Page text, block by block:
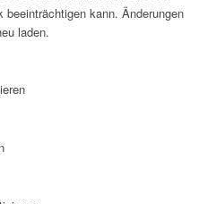
kann. Änderungen
laden.